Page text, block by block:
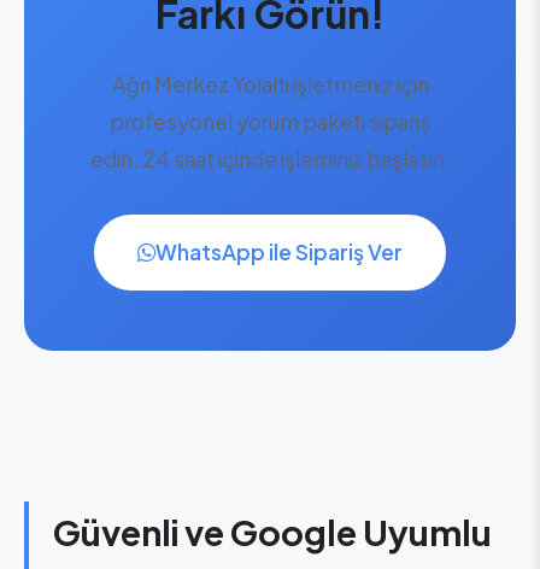
Farkı Görün!
Ağrı Merkez Yolaltı işletmeniz için
profesyonel yorum paketi sipariş
edin, 24 saat içinde işleminiz başlasın.
WhatsApp ile Sipariş Ver
Güvenli ve Google Uyumlu